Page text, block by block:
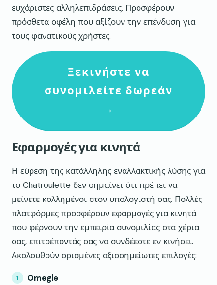
ευχάριστες αλληλεπιδράσεις. Προσφέρουν
πρόσθετα οφέλη που αξίζουν την επένδυση για
τους φανατικούς χρήστες.
Ξεκινήστε να
συνομιλείτε δωρεάν
→
Εφαρμογές για κινητά
Η εύρεση της κατάλληλης εναλλακτικής λύσης για
το Chatroulette δεν σημαίνει ότι πρέπει να
μείνετε κολλημένοι στον υπολογιστή σας. Πολλές
πλατφόρμες προσφέρουν εφαρμογές για κινητά
που φέρνουν την εμπειρία συνομιλίας στα χέρια
σας, επιτρέποντάς σας να συνδέεστε εν κινήσει.
Ακολουθούν ορισμένες αξιοσημείωτες επιλογές:
Omegle